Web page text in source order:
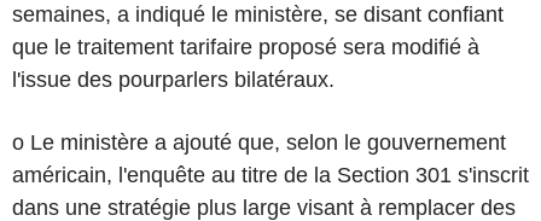
semaines, a indiqué le ministère, se disant confiant
que le traitement tarifaire proposé sera modifié à
l'issue des pourparlers bilatéraux.
o Le ministère a ajouté que, selon le gouvernement
américain, l'enquête au titre de la Section 301 s'inscrit
dans une stratégie plus large visant à remplacer des